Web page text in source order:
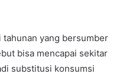
yang bersumber
bisa mencapai sekitar
substitusi konsumsi